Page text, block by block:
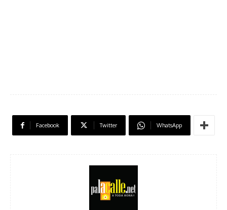
Facebook Twitter WhatsApp